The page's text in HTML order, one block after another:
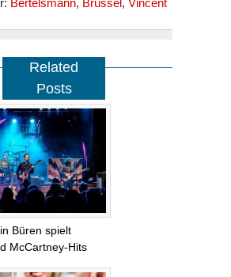
Related
Posts
Büren spielt
McCartney-Hits